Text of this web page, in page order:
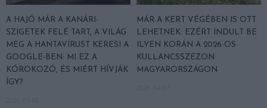
A HAJÓ MÁR A KANÁRI-
SZIGETEK FELÉ TART, A VILÁG
MEG A HANTAVÍRUST KERESI A
GOOGLE-BEN: MI EZ A
KÓROKOZÓ, ÉS MIÉRT HÍVJÁK
ÍGY?
MÁR A KERT VÉGÉBEN IS OTT
LEHETNEK: EZÉRT INDULT BE
ILYEN KORÁN A 2026-OS
KULLANCSSZEZON
MAGYARORSZÁGON